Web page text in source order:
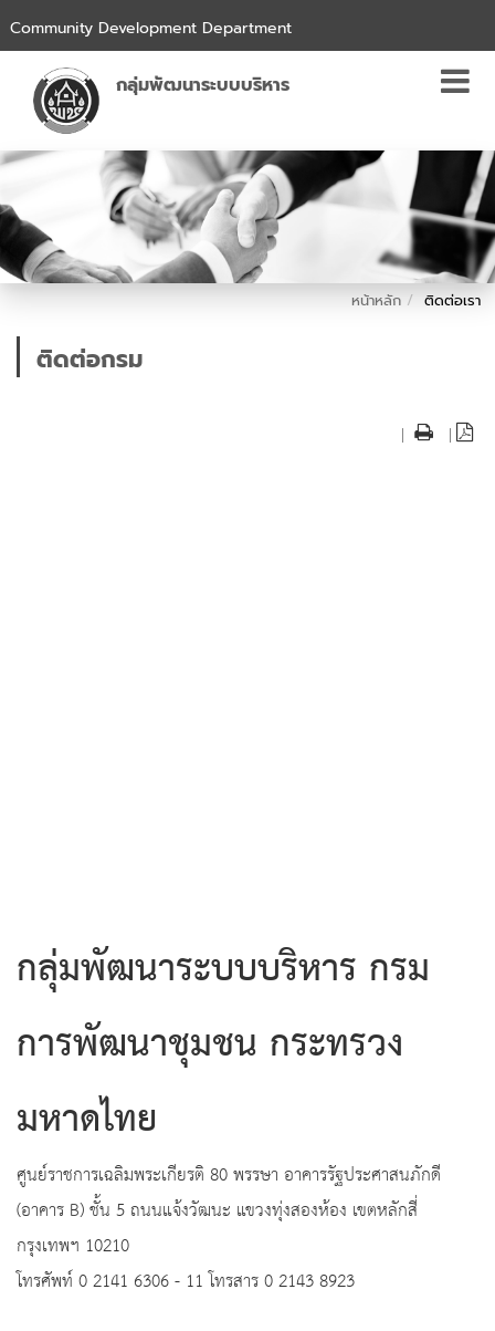
Community Development Department
กลุ่มพัฒนาระบบบริหาร
หน้าหลัก ติดต่อเรา
ติดต่อกรม
| |
กลุ่มพัฒนาระบบบริหาร กรม
การพัฒนาชุมชน กระทรวง
มหาดไทย
ศูนย์ราชการเฉลิมพระเกียรติ 80 พรรษา อาคารรัฐประศาสนภักดี
(อาคาร B) ชั้น 5 ถนนแจ้งวัฒนะ แขวงทุ่งสองห้อง เขตหลักสี่
กรุงเทพฯ 10210
โทรศัพท์ 0 2141 6306 - 11 โทรสาร 0 2143 8923